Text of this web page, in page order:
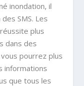
inondation, il
SMS. Les
plus
dans des
pourrez plus
informations
que tous les